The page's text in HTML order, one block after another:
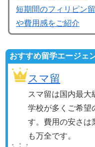
短期間のフィリピン
や費用感をご紹介
おすすめ留学エージェ
スマ留
スマ留は国内最大
学校が多くご希望
す。費用の安さは
も万全です。